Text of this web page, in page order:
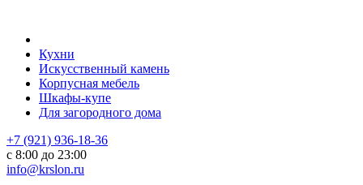
Кухни
Искусственный камень
Корпусная мебель
Шкафы-купе
Для загородного дома
+7 (921) 936-18-36
с 8:00 до 23:00
info@krslon.ru